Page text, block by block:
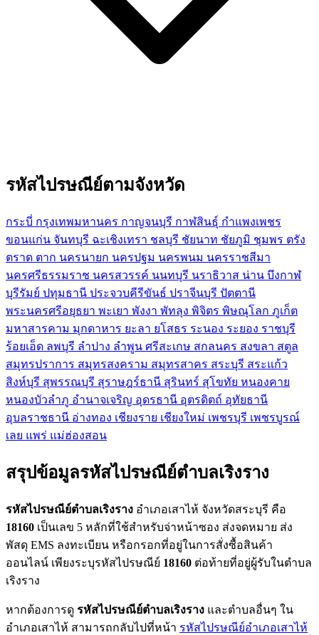
รหัสไปรษณีย์ตามจังหวัด
กระบี่ กรุงเทพมหานคร กาญจนบุรี กาฬสินธุ์ กำแพงเพชร
ขอนแก่น จันทบุรี ฉะเชิงเทรา ชลบุรี ชัยนาท ชัยภูมิ ชุมพร ตรัง
ตราด ตาก นครนายก นครปฐม นครพนม นครราชสีมา
นครศรีธรรมราช นครสวรรค์ นนทบุรี นราธิวาส น่าน บึงกาฬ
บุรีรัมย์ ปทุมธานี ประจวบคีรีขันธ์ ปราจีนบุรี ปัตตานี
พระนครศรีอยุธยา พะเยา พังงา พัทลุง พิจิตร พิษณุโลก ภูเก็ต
มหาสารคาม มุกดาหาร ยะลา ยโสธร ระนอง ระยอง ราชบุรี
ร้อยเอ็ด ลพบุรี ลำปาง ลำพูน ศรีสะเกษ สกลนคร สงขลา สตูล
สมุทรปราการ สมุทรสงคราม สมุทรสาคร สระบุรี สระแก้ว
สิงห์บุรี สุพรรณบุรี สุราษฎร์ธานี สุรินทร์ สุโขทัย หนองคาย
หนองบัวลำภู อำนาจเจริญ อุดรธานี อุตรดิตถ์ อุทัยธานี
อุบลราชธานี อ่างทอง เชียงราย เชียงใหม่ เพชรบุรี เพชรบูรณ์
เลย แพร่ แม่ฮ่องสอน
สรุปข้อมูลรหัสไปรษณีย์ตำบลเริงราง
รหัสไปรษณีย์ตำบลเริงราง อำเภอเสาไห้ จังหวัดสระบุรี คือ
18160 เป็นเลข 5 หลักที่ใช้สำหรับจ่าหน้าซอง ส่งจดหมาย ส่ง
พัสดุ EMS ลงทะเบียน หรือกรอกที่อยู่ในการสั่งซื้อสินค้า
ออนไลน์ เพียงระบุรหัสไปรษณีย์ 18160 ต่อท้ายที่อยู่ผู้รับในตำบล
เริงราง
หากต้องการดู รหัสไปรษณีย์ตำบลเริงราง และตำบลอื่นๆ ใน
อำเภอเสาไห้ สามารถกลับไปที่หน้า รหัสไปรษณีย์อำเภอเสาไห้